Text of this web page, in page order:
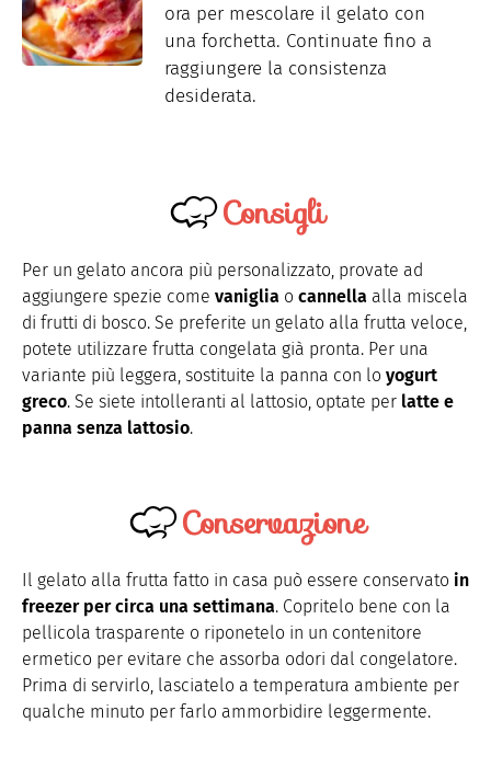
ora per mescolare il gelato con
una forchetta. Continuate fino a
raggiungere la consistenza
desiderata.
Consigli
Per un gelato ancora più personalizzato, provate ad
aggiungere spezie come vaniglia o cannella alla miscela
di frutti di bosco. Se preferite un gelato alla frutta veloce,
potete utilizzare frutta congelata già pronta. Per una
variante più leggera, sostituite la panna con lo yogurt
greco. Se siete intolleranti al lattosio, optate per latte e
panna senza lattosio.
Conservazione
Il gelato alla frutta fatto in casa può essere conservato in
freezer per circa una settimana. Copritelo bene con la
pellicola trasparente o riponetelo in un contenitore
ermetico per evitare che assorba odori dal congelatore.
Prima di servirlo, lasciatelo a temperatura ambiente per
qualche minuto per farlo ammorbidire leggermente.